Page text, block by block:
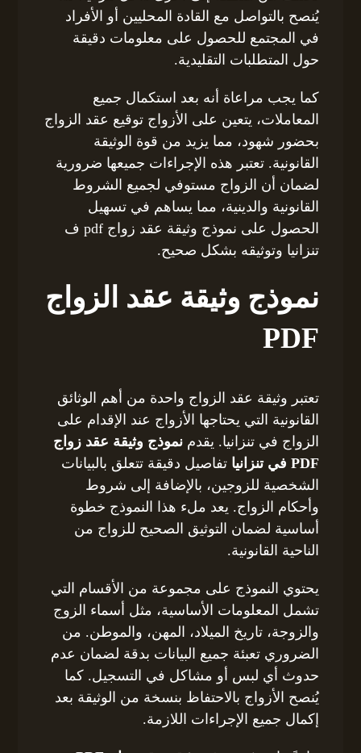
يُنصح بالتواصل مع القادة المحليين أو الأفراد
في المجتمع للحصول على معلومات دقيقة
حول المتطلبات التقليدية.
كما يجب مراعاة أنه بعد استكمال جميع
المعاملات، يتعين على الأزواج توقيع عقد الزواج
بحضور شهود، مما يزيد من قوة الوثيقة
القانونية. تعتبر هذه الإجراءات جميعها ضرورية
لضمان أن الزواج مستوفي لجميع الشروط
القانونية والدينية، مما يساهم في تسهيل
الحصول على نموذج وثيقة عقد زواج pdf ف
تنزانيا وتوثيقه بشكل صحيح.
نموذج وثيقة عقد الزواج
PDF
تعتبر وثيقة عقد الزواج واحدة من أهم الوثائق
القانونية التي يحتاجها الأزواج عند الإقدام على
الزواج في تنزانيا. يقدمنموذج وثيقة عقد زواج
PDF في تنزانيا
تفاصيل دقيقة تتعلق بالبيانات
الشخصية للزوجين، بالإضافة إلى شروط
وأحكام الزواج. يعد ملء هذا النموذج خطوة
أساسية لضمان التوثيق الصحيح للزواج من
الناحية القانونية.
يحتوي النموذج على مجموعة من الأقسام التي
تشمل المعلومات الأساسية، مثل أسماء الزوج
والزوجة، تاريخ الميلاد، المهن، والموطن. من
الضروري تعبئة جميع البيانات بدقة لضمان عدم
حدوث أي لبس أو مشاكل في التسجيل. كما
يُنصح الأزواج بالاحتفاظ بنسخة من الوثيقة بعد
إكمال جميع الإجراءات اللازمة.